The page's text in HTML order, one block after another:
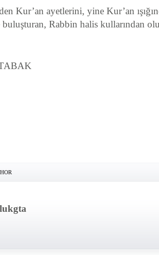
Kur’an ayetlerini, yine Kur’an
buluşturan, Rabbin halis kullarından